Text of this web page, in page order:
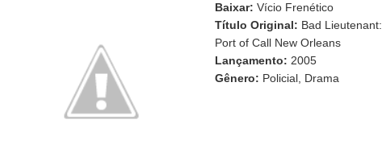
Baixar: Vício Frenético
Título Original: Bad Lieutenant:
Port of Call New Orleans
Lançamento: 2005
Gênero: Policial, Drama